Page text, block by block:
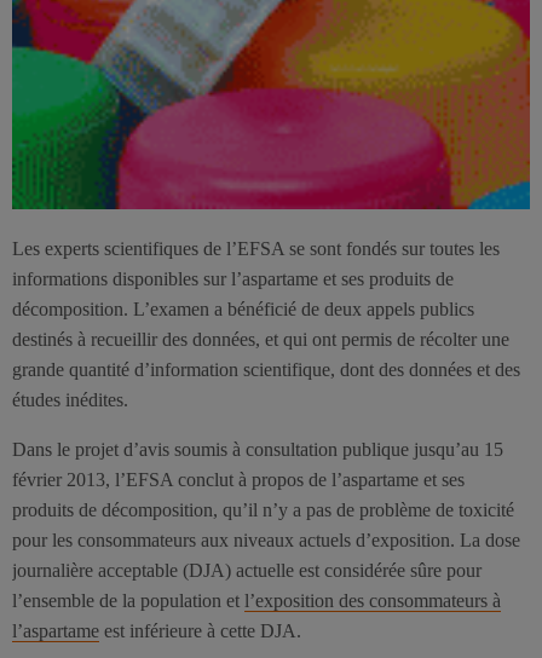
Les experts scientifiques de l’EFSA se sont fondés sur toutes les
informations disponibles sur l’aspartame et ses produits de
décomposition. L’examen a bénéficié de deux appels publics
destinés à recueillir des données, et qui ont permis de récolter une
grande quantité d’information scientifique, dont des données et des
études inédites.
Dans le projet d’avis soumis à consultation publique jusqu’au 15
février 2013, l’EFSA conclut à propos de l’aspartame et ses
produits de décomposition, qu’il n’y a pas de problème de toxicité
pour les consommateurs aux niveaux actuels d’exposition. La dose
journalière acceptable (DJA) actuelle est considérée sûre pour
l’ensemble de la population et l’exposition des consommateurs à
l’aspartame est inférieure à cette DJA.